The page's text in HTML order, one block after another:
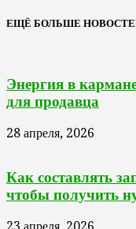
ЕЩЁ БОЛЬШЕ
Энергия в
для продавца
28 апреля, 2026
Как составлять
чтобы получить